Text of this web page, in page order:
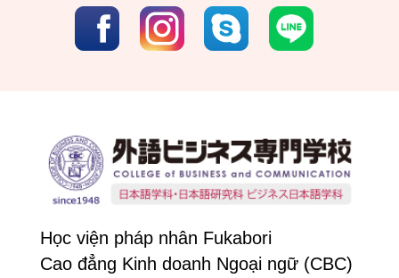
Học viện pháp nhân Fukabori
Cao đẳng Kinh doanh Ngoại ngữ (CBC)